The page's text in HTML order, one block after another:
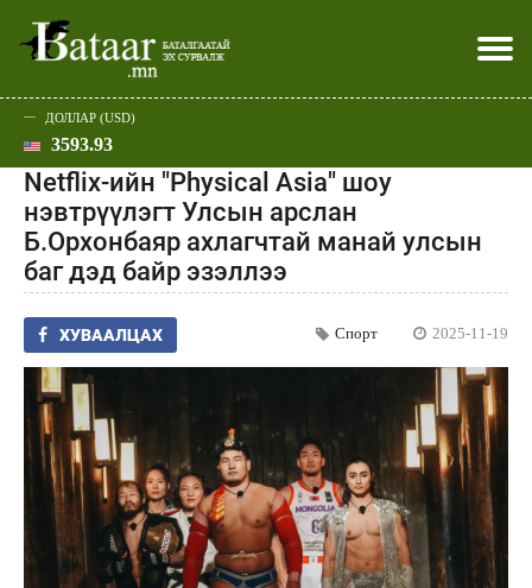
Эхлэл
Улс төр
Нийгэм
Эдийн засаг
Дэлхий
Спорт
Шар
Батаар юу хэлэв
Хэвлэл мэдээллээр
ДОЛЛАР (USD)
3593.93
Netflix-ийн "Physical Asia" шоу
нэвтрүүлэгт Улсын арслан
Б.Орхонбаяр ахлагчтай манай улсын
баг дэд байр эзэллээ
ХУВААЛЦАХ Спорт 2025-11-19